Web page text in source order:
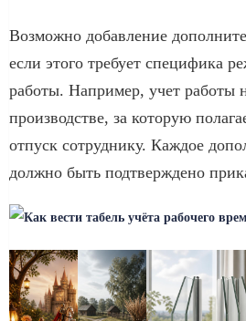
Возможно добавление
если этого требует специфика
работы. Например, учет работы
производстве, за которую
отпуск сотруднику. Каждое
должно быть подтверждено